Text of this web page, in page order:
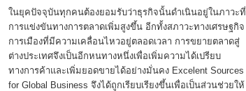
ในยุคปัจจุบันทุกคนต้องยอมรับว่าธุรกิจนั้นดำเนินอยู่ในภาวะที่
การแข่งขันทางการตลาดเพิ่มสูงขึ้น อีกทั้งสภาวะทางเศรษฐกิจ
การเมืองที่มีความเคลื่อนไหวอยู่ตลอดเวลา การขยายตลาดสู่
ต่างประเทศจึงเป็นอีกหนทางหนึ่งเพื่อเพิ่มความได้เปรียบ
ทางการค้าและเพิ่มยอดขายได้อย่างมั่นคง Excelent Sources
for Global Business จึงได้ถูกเรียบเรียงขึ้นเพื่อเป็นส่วนช่วยให้